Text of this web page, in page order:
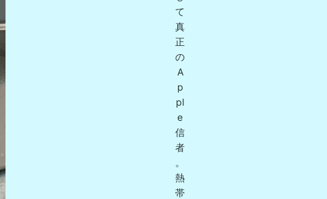
て
真
正
の
A
p
pl
e
信
者
。
熱
帯